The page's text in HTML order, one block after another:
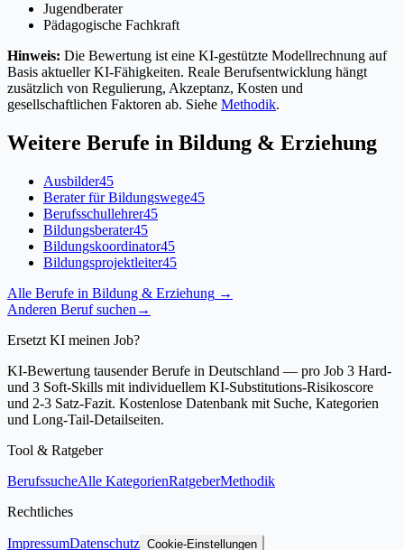
Jugendberater
Pädagogische Fachkraft
Hinweis: Die Bewertung ist eine KI-gestützte Modellrechnung auf
Basis aktueller KI-Fähigkeiten. Reale Berufsentwicklung hängt
zusätzlich von Regulierung, Akzeptanz, Kosten und
gesellschaftlichen Faktoren ab. Siehe Methodik.
Weitere Berufe in Bildung & Erziehung
Ausbilder45
Berater für Bildungswege45
Berufsschullehrer45
Bildungsberater45
Bildungskoordinator45
Bildungsprojektleiter45
Alle Berufe in Bildung & Erziehung →
Anderen Beruf suchen →
Ersetzt KI meinen Job?
KI-Bewertung tausender Berufe in Deutschland — pro Job 3 Hard-
und 3 Soft-Skills mit individuellem KI-Substitutions-Risikoscore
und 2-3 Satz-Fazit. Kostenlose Datenbank mit Suche, Kategorien
und Long-Tail-Detailseiten.
Tool & Ratgeber
BerufssucheAlle KategorienRatgeberMethodik
Rechtliches
ImpressumDatenschutz Cookie-Einstellungen